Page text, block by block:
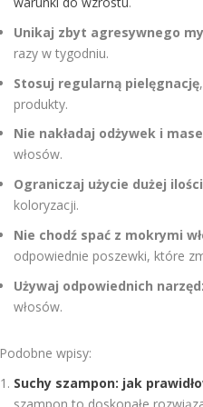
Unikaj zbyt agresywnego
razy w tygodniu.
Stosuj regularną pielęgnację
produkty.
Nie nakładaj odżywek i
włosów.
Ograniczaj użycie dużej
koloryzacji.
Nie chodź spać z mokrymi
odpowiednie poszewki, które
Używaj odpowiednich
włosów.
Podobne wpisy:
Suchy szampon: jak
szampon to doskonałe